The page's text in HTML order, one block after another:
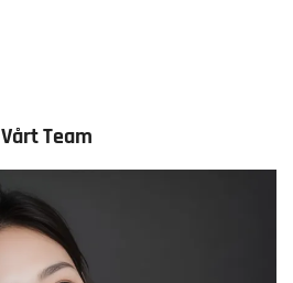
Vårt Team